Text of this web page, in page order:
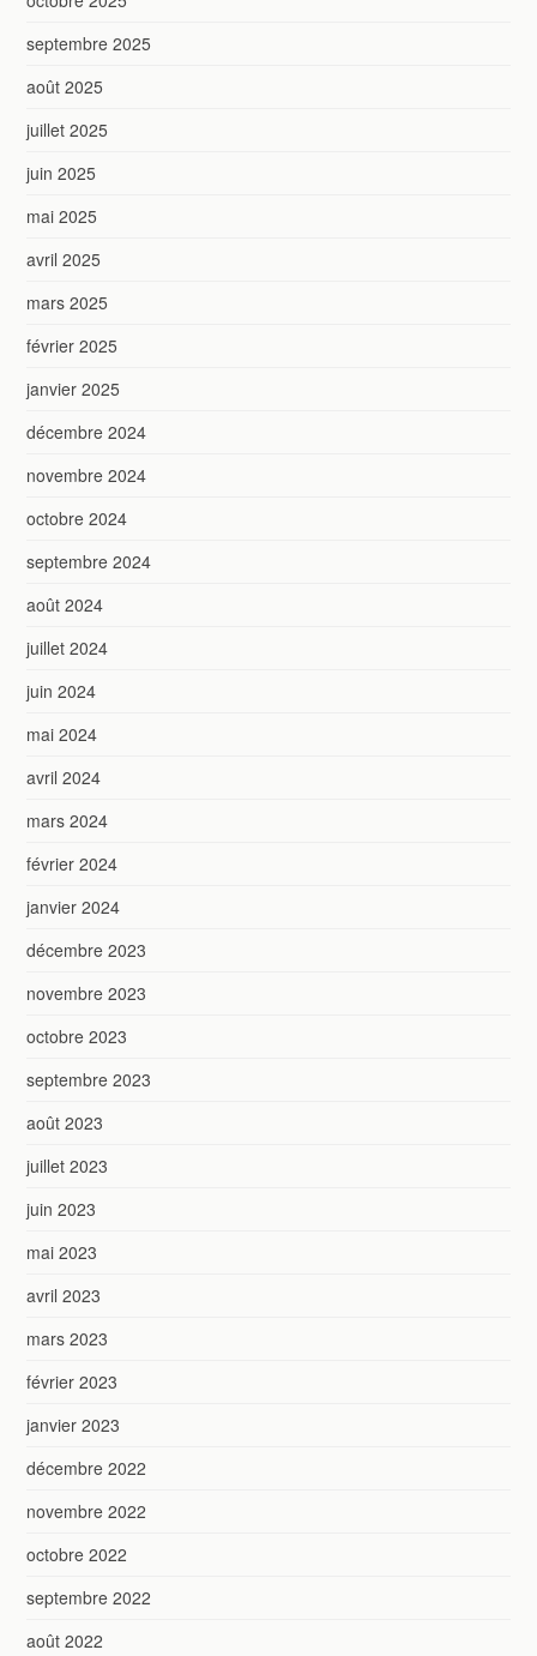
septembre 2025
août 2025
juillet 2025
juin 2025
mai 2025
avril 2025
mars 2025
février 2025
janvier 2025
décembre 2024
novembre 2024
octobre 2024
septembre 2024
août 2024
juillet 2024
juin 2024
mai 2024
avril 2024
mars 2024
février 2024
janvier 2024
décembre 2023
novembre 2023
octobre 2023
septembre 2023
août 2023
juillet 2023
juin 2023
mai 2023
avril 2023
mars 2023
février 2023
janvier 2023
décembre 2022
novembre 2022
octobre 2022
septembre 2022
août 2022